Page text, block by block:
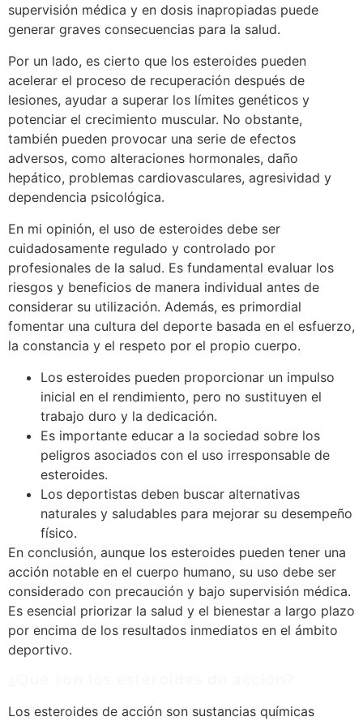
supervisión médica y en dosis inapropiadas puede
generar graves consecuencias para la salud.
Por un lado, es cierto que los esteroides pueden
acelerar el proceso de recuperación después de
lesiones, ayudar a superar los límites genéticos y
potenciar el crecimiento muscular. No obstante,
también pueden provocar una serie de efectos
adversos, como alteraciones hormonales, daño
hepático, problemas cardiovasculares, agresividad y
dependencia psicológica.
En mi opinión, el uso de esteroides debe ser
cuidadosamente regulado y controlado por
profesionales de la salud. Es fundamental evaluar los
riesgos y beneficios de manera individual antes de
considerar su utilización. Además, es primordial
fomentar una cultura del deporte basada en el esfuerzo,
la constancia y el respeto por el propio cuerpo.
Los esteroides pueden proporcionar un impulso
inicial en el rendimiento, pero no sustituyen el
trabajo duro y la dedicación.
Es importante educar a la sociedad sobre los
peligros asociados con el uso irresponsable de
esteroides.
Los deportistas deben buscar alternativas
naturales y saludables para mejorar su desempeño
físico.
En conclusión, aunque los esteroides pueden tener una
acción notable en el cuerpo humano, su uso debe ser
considerado con precaución y bajo supervisión médica.
Es esencial priorizar la salud y el bienestar a largo plazo
por encima de los resultados inmediatos en el ámbito
deportivo.
Los esteroides de acción son sustancias químicas